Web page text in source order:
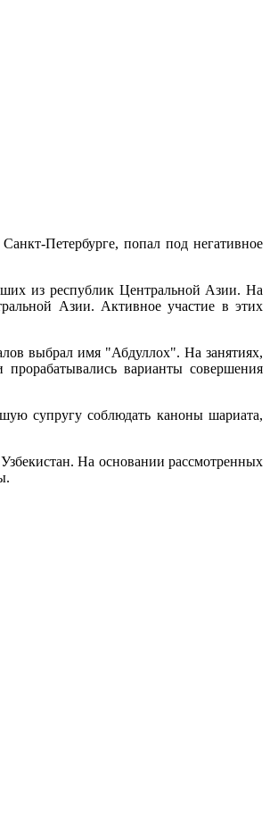
Петербурге, попал под негативное
из республик Центральной Азии. На
Азии. Активное участие в этих
выбрал имя "Абдуллох". На занятиях,
варианты совершения
супругу соблюдать каноны шариата,
На основании рассмотренных